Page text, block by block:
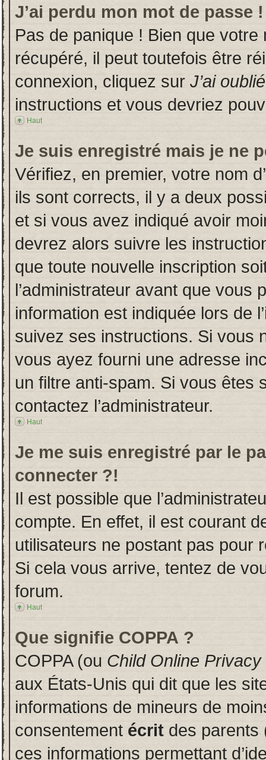
J’ai perdu mon mot de passe !
Pas de panique ! Bien que
récupéré, il peut toutefois être
connexion, cliquez sur J’ai
instructions et vous devriez
Haut
Je suis enregistré mais je ne
Vérifiez, en premier, votre nom
ils sont corrects, il y a deux
et si vous avez indiqué avoir
devrez alors suivre les
que toute nouvelle inscription
l’administrateur avant que vous
information est indiquée lors de
suivez ses instructions. Si vous
vous ayez fourni une adresse
un filtre anti-spam. Si vous êtes
contactez l’administrateur.
Haut
Je me suis enregistré par le
connecter ?!
Il est possible que
compte. En effet, il est courant
utilisateurs ne postant pas pour
Si cela vous arrive, tentez de
forum.
Haut
Que signifie COPPA ?
COPPA (ou Child Online
aux États-Unis qui dit que les
informations de mineurs de
consentement écrit des parents
ces informations permettant